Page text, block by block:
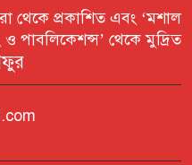
অপচেষ্টার অভিযোগ
আওয়ামীলীগ নেত্রী
অভিযোগ
থেকে প্রকাশিত এবং ‘মশাল
ও পাবলিকেশন্স’ থেকে মুদ্রিত